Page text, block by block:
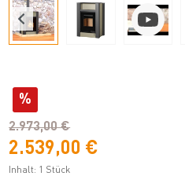
%
2.973,00 €
2.539,00 €
Inhalt: 1 Stück